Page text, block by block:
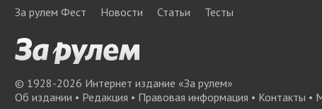
За рулем Фест Новости Статьи Тесты
© 1928-2026 Интернет издание «За рулем»
Об издании • Редакция • Правовая информация • Контакты •